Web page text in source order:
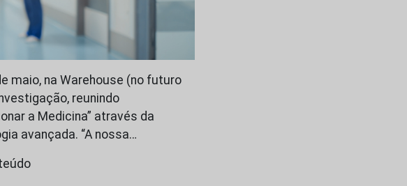
maio, na Warehouse (no futuro
reunindo
a Medicina” através da
avançada. “A nossa…